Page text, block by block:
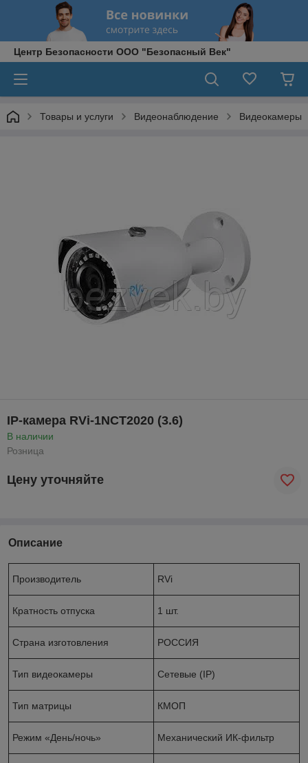
Центр Безопасности ООО "Безопасный Век"
Товары и услуги Видеонаблюдение Видеокамеры
IP-камера RVi-1NCT2020 (3.6)
В наличии
Розница
Цену уточняйте
Описание
Производитель RVi
Кратность отпуска 1 шт.
Страна изготовления РОССИЯ
Тип видеокамеры Сетевые (IP)
Тип матрицы КМОП
Режим «День/ночь» Механический ИК-фильтр